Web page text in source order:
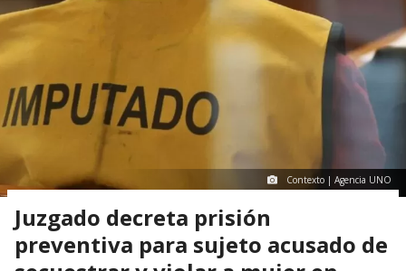
Contexto | Agencia UNO
Juzgado decreta prisión
preventiva para sujeto acusado de